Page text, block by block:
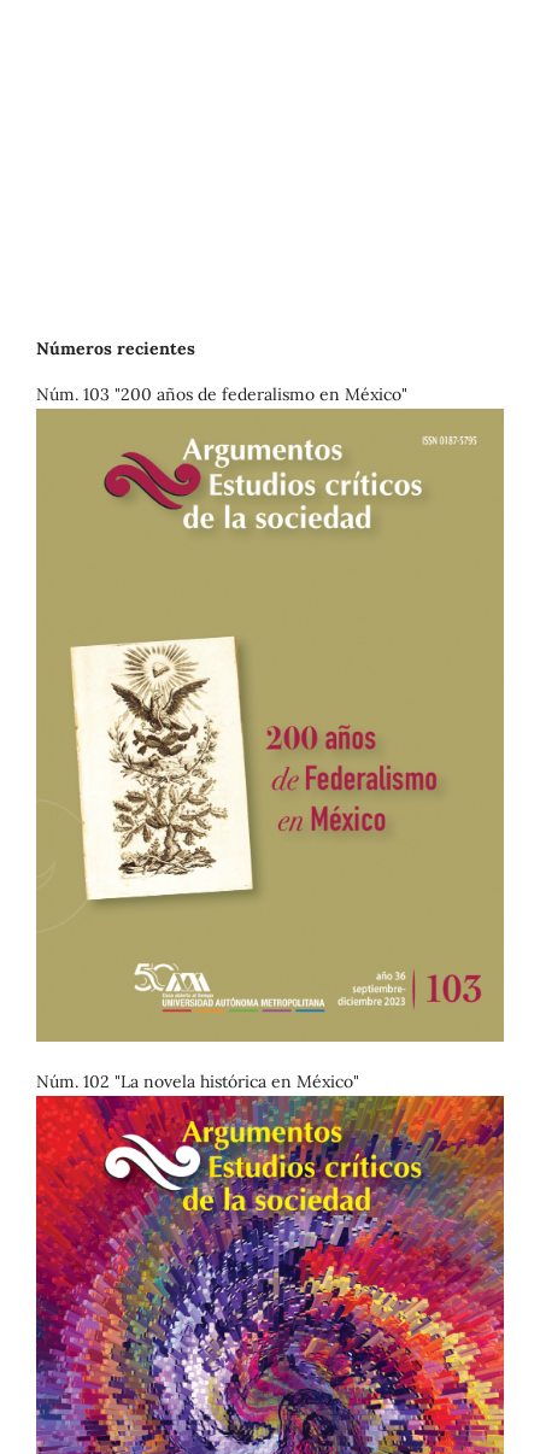
Números recientes
Núm. 103 "200 años de federalismo en México"
Núm. 102 "La novela histórica en México"